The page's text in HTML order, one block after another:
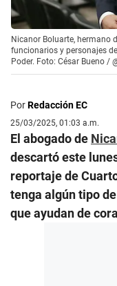
Nicanor Boluarte, hermano
funcionarios y personajes
Poder. Foto: César Bueno /
PorRedacción EC
25/03/2025, 01:03 a.m.
El abogado de
descartó este
reportaje de
tenga algún tipo
que ayudan de